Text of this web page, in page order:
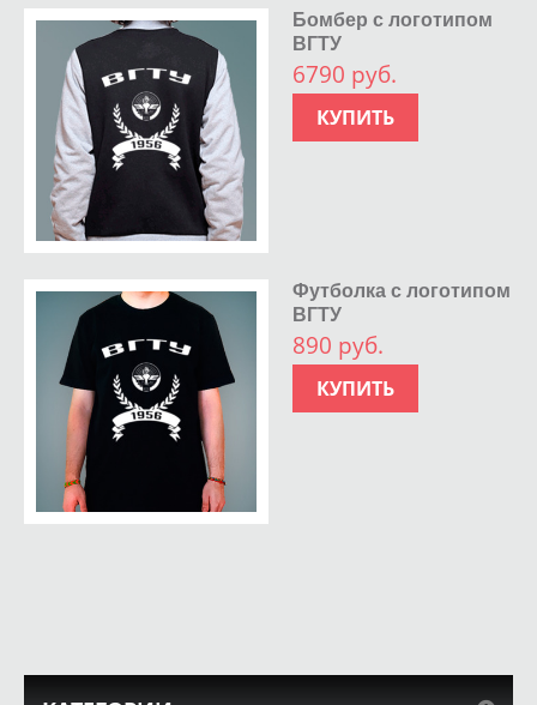
Бомбер с логотипом
ВГТУ
6790 руб.
КУПИТЬ
Футболка с логотипом
ВГТУ
890 руб.
КУПИТЬ